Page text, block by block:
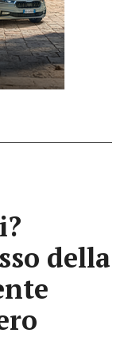
della